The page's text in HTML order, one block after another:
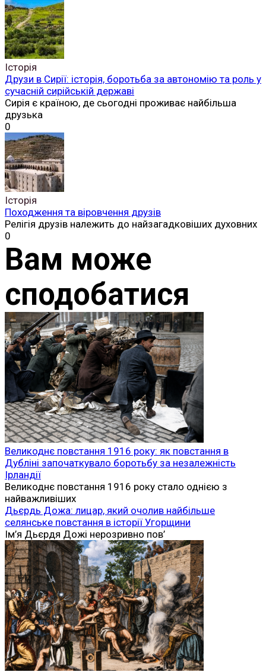
Історія
Друзи в Сирії: історія, боротьба за автономію та роль у
сучасній сирійській державі
Сирія є країною, де сьогодні проживає найбільша
друзька
0
Історія
Походження та віровчення друзів
Релігія друзів належить до найзагадковіших духовних
0
Вам може
сподобатися
Великоднє повстання 1916 року: як повстання в
Дубліні започаткувало боротьбу за незалежність
Ірландії
Великоднє повстання 1916 року стало однією з
найважливіших
Дьєрдь Дожа: лицар, який очолив найбільше
селянське повстання в історії Угорщини
Ім’я Дьєрдя Дожі нерозривно пов’